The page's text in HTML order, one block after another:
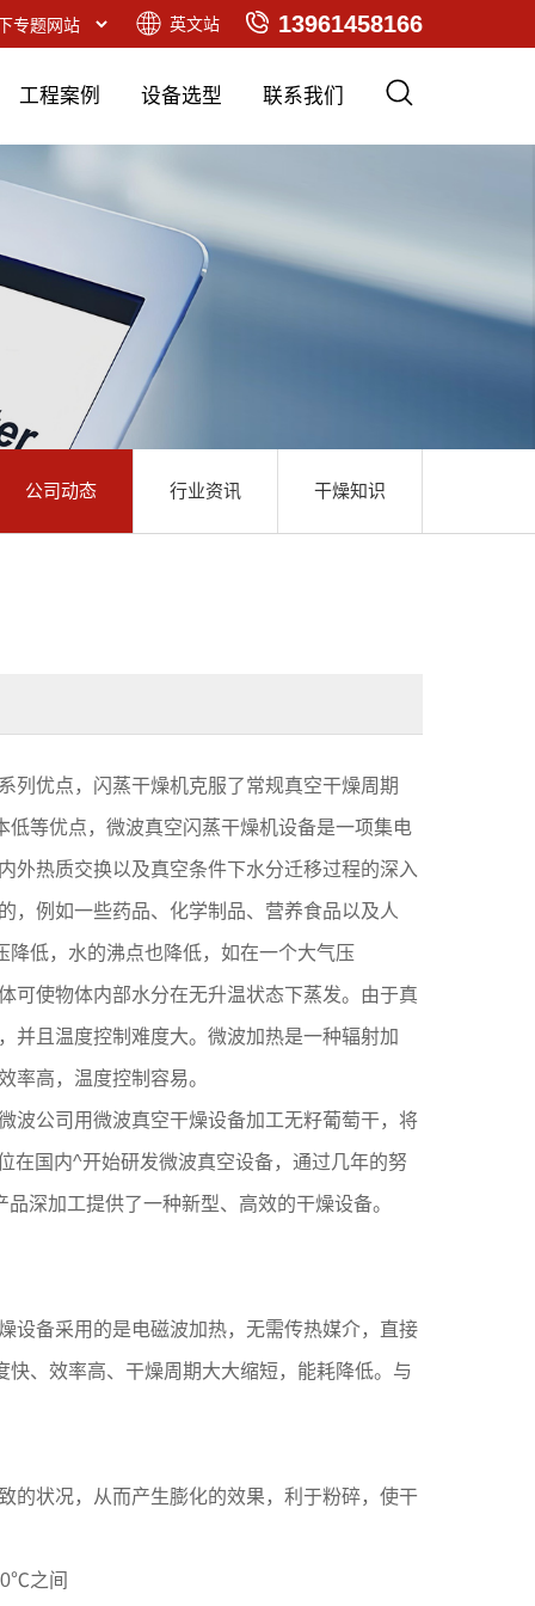
13961458166
英文站
工程案例 设备选型 联系我们
公司动态 行业资讯 干燥知识
优点，闪蒸干燥机克服了常规真空干燥周期
等优点，微波真空闪蒸干燥机设备是一项集电
外热质交换以及真空条件下水分迁移过程的深入
，例如一些药品、化学制品、营养食品以及人
低，水的沸点也降低，如在一个大气压
可使物体内部水分在无升温状态下蒸发。由于真
并且温度控制难度大。微波加热是一种辐射加
率高，温度控制容易。
波公司用微波真空干燥设备加工无籽葡萄干，将
国内^开始研发微波真空设备，通过几年的努
深加工提供了一种新型、高效的干燥设备。
设备采用的是电磁波加热，无需传热媒介，直接
、效率高、干燥周期大大缩短，能耗降低。与
的状况，从而产生膨化的效果，利于粉碎，使干
之间